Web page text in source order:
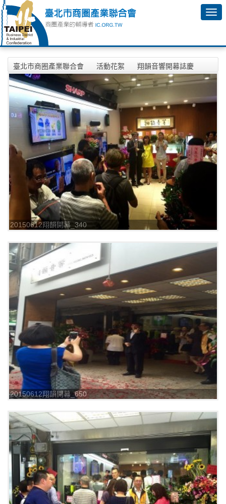
臺北市商圈產業聯合會 活動花絮 翔韻音響開幕誌慶
20150612翔韻開幕_340
20150612翔韻開幕_650